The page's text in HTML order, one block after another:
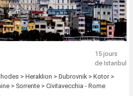
15 jours
de Istanbul
> Heraklion > Dubrovnik > Kotor >
> Sorrente > Civitavecchia - Rome